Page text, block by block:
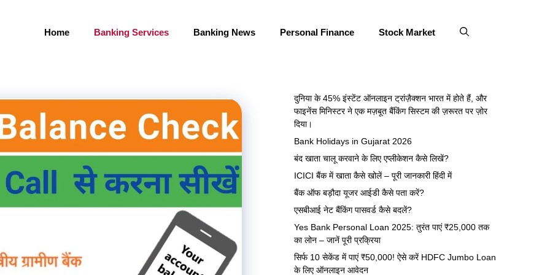
Home Banking Services Banking News Personal Finance Stock Market
दुनिया के 45% इंस्टेंट ऑनलाइन ट्रांज़ैक्शन भारत में होते हैं, और
फाइनेंस मिनिस्टर ने एक मज़बूत बैंकिंग सिस्टम की ज़रूरत पर ज़ोर
दिया।
Bank Holidays in Gujarat 2026
बंद खाता चालू करवाने के लिए एप्लीकेशन कैसे लिखें?
ICICI बैंक में खाता कैसे खोलें – पूरी जानकारी हिंदी में
बैंक ऑफ बड़ौदा यूजर आईडी कैसे पता करें?
एसबीआई नेट बैंकिंग पासवर्ड कैसे बदलें?
Yes Bank Personal Loan 2025: तुरंत पाएं ₹25,000 तक
का लोन – जानें पूरी प्रक्रिया
सिर्फ 10 सेकेंड में पाएं ₹50,000! ऐसे करें HDFC Jumbo Loan
के लिए ऑनलाइन आवेदन